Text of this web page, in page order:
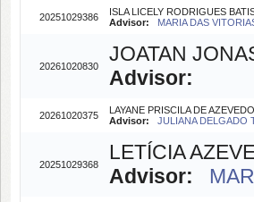
20251029386
ISLA LICELY RODRIGUES
Advisor:
MARIA DAS
20261020830
JOATAN
Advisor:
20261020375
LAYANE PRISCILA DE
Advisor:
JULIANA DELGADO
20251029368
LETÍCIA
Advisor: